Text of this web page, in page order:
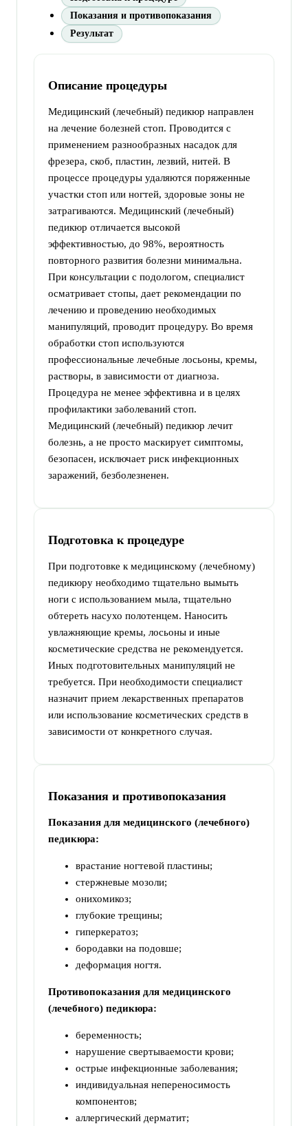
Показания и противопоказания
Результат
Описание процедуры
Медицинский (лечебный) педикюр направлен
на лечение болезней стоп. Проводится с
применением разнообразных насадок для
фрезера, скоб, пластин, лезвий, нитей. В
процессе процедуры удаляются поряженные
участки стоп или ногтей, здоровые зоны не
затрагиваются. Медицинский (лечебный)
педикюр отличается высокой
эффективностью, до 98%, вероятность
повторного развития болезни минимальна.
При консультации с подологом, специалист
осматривает стопы, дает рекомендации по
лечению и проведению необходимых
манипуляций, проводит процедуру. Во время
обработки стоп используются
профессиональные лечебные лосьоны, кремы,
растворы, в зависимости от диагноза.
Процедура не менее эффективна и в целях
профилактики заболеваний стоп.
Медицинский (лечебный) педикюр лечит
болезнь, а не просто маскирует симптомы,
безопасен, исключает риск инфекционных
заражений, безболезненен.
Подготовка к процедуре
При подготовке к медицинскому (лечебному)
педикюру необходимо тщательно вымыть
ноги с использованием мыла, тщательно
обтереть насухо полотенцем. Наносить
увлажняющие кремы, лосьоны и иные
косметические средства не рекомендуется.
Иных подготовительных манипуляций не
требуется. При необходимости специалист
назначит прием лекарственных препаратов
или использование косметических средств в
зависимости от конкретного случая.
Показания и противопоказания
Показания для медицинского (лечебного)
педикюра:
врастание ногтевой пластины;
стержневые мозоли;
онихомикоз;
глубокие трещины;
гиперкератоз;
бородавки на подовше;
деформация ногтя.
Противопоказания для медицинского
(лечебного) педикюра:
беременность;
нарушение свертываемости крови;
острые инфекционные заболевания;
индивидуальная непереносимость
компонентов;
аллергический дерматит;